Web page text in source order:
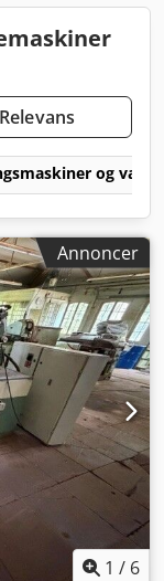
og
Annoncer
1 / 6